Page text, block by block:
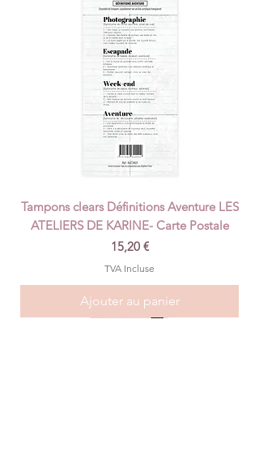
Tampons clears Définitions Aventure LES
ATELIERS DE KARINE- Carte Postale
Prix
15,20 €
TVA Incluse
Ajouter au panier